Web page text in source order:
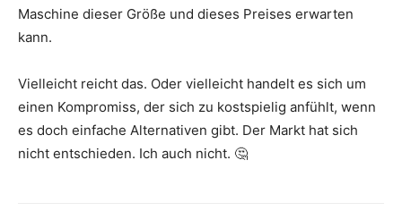
Maschine dieser Größe und dieses Preises erwarten
kann.
Vielleicht reicht das. Oder vielleicht handelt es sich um
einen Kompromiss, der sich zu kostspielig anfühlt, wenn
es doch einfache Alternativen gibt. Der Markt hat sich
nicht entschieden. Ich auch nicht. 🤔